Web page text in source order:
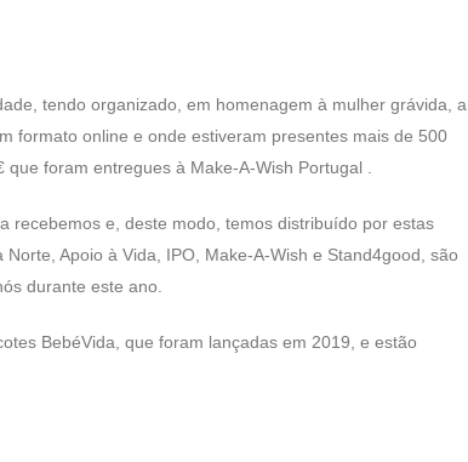
tendo organizado, em homenagem à mulher grávida, a
formato online e onde estiveram presentes mais de 500
foram entregues à Make-A-Wish Portugal .
recebemos e, deste modo, temos distribuído por estas
Apoio à Vida, IPO, Make-A-Wish e Stand4good, são
durante este ano.
BebéVida, que foram lançadas em 2019, e estão